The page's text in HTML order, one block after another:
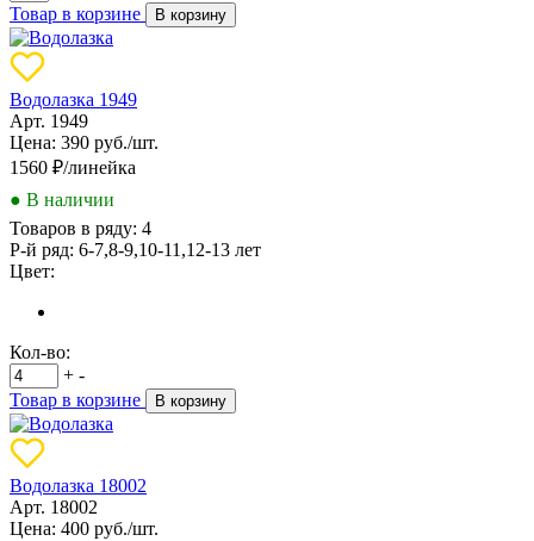
Товар в корзине
В корзину
Водолазка 1949
Арт. 1949
Цена: 390 руб./шт.
1560 ₽/линейка
● В наличии
Товаров в ряду: 4
Р-й ряд: 6-7,8-9,10-11,12-13 лет
Цвет:
Кол-во:
+ -
Товар в корзине
В корзину
Водолазка 18002
Арт. 18002
Цена: 400 руб./шт.